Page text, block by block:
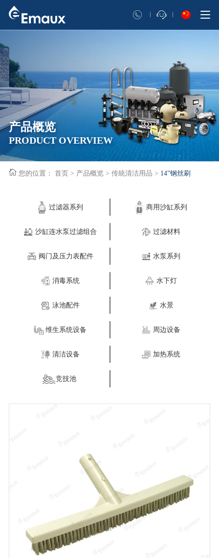
产品概览
PRODUCT OVERVIEW
您的位置： 首页 > 产品概览 > 传統清洁用品 > 14”钢丝刷
过滤器系列 商用沙缸系列
沙缸连水泵过滤组合 过滤材料
阀门及压力表配件 水泵系列
消毒系统 水下灯
泳池配件 水景
维生系统设备 周边设备
清洁设备 加热系统
竞技池